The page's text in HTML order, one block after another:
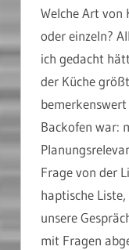
Welche Art von
oder einzeln?
ich gedacht
der Küche
Backofen war:
Frage von der
haptische
unsere
mit Fragen